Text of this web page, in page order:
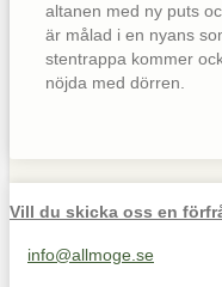
altanen med ny puts
är målad i en nyans
stentrappa kommer
nöjda med dörren.
Vill du skicka oss en
Maila oss på
info@allmoge.se